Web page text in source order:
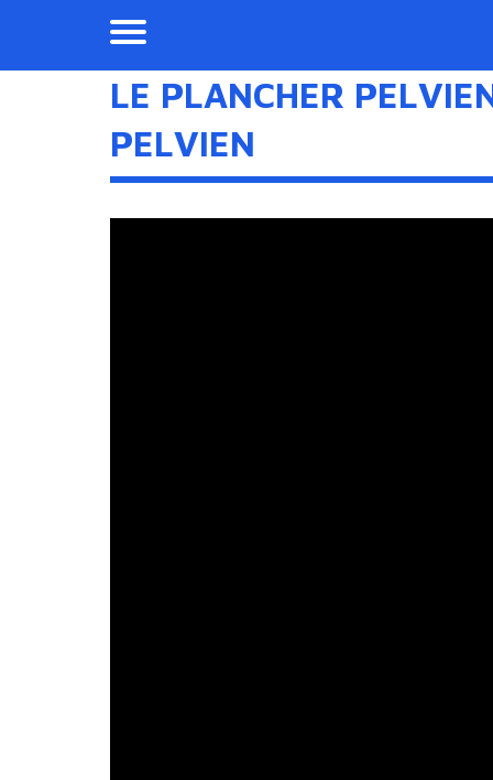
LE PLANCHER
PELVIEN